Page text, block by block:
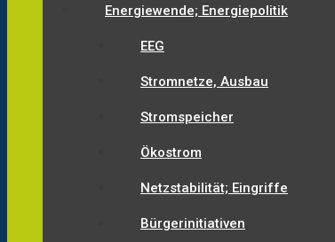
Energiewende; Energiepolitik
EEG
Stromnetze, Ausbau
Stromspeicher
Ökostrom
Netzstabilität; Eingriffe
Bürgerinitiativen